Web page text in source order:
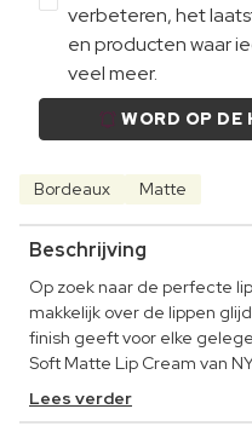
verbeteren, het
en producten waar
veel meer.
WORD OP DE
Bordeaux Matte
Beschrijving
Op zoek naar de perfecte
makkelijk over de lippen
finish geeft voor elke
Soft Matte Lip Cream van
Lees verder